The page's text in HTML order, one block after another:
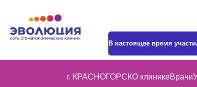
В настоящее время
г. КРАСНОГОРСКО клиникеВрачи